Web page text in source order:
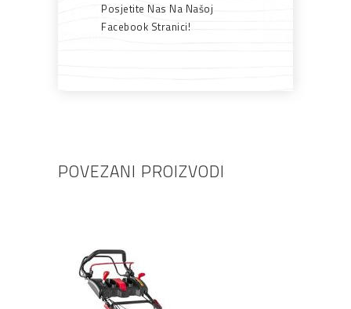
Posjetite Nas Na Našoj
Facebook Stranici!
POVEZANI PROIZVODI